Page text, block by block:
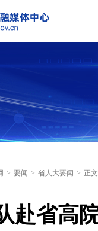
> 要闻 > 省人大要闻 > 正文
赴省高